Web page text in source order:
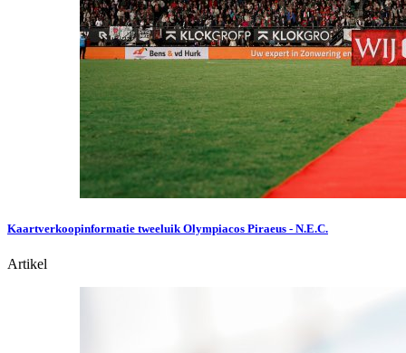
Kaartverkoopinformatie tweeluik Olympiacos Piraeus - N.E.C.
Artikel